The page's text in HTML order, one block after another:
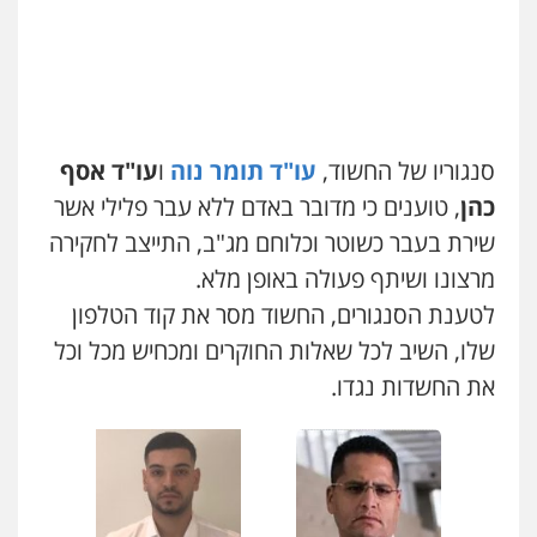
עו"ד יצחק איצקוביץ'
פלילי פשיעה חמורה צווארון לבן
0526655833
עו"ד אורנת קמרון
פלילי
משפחה
0505417090
שני אלגרבלי – משרד עורכי דין
פלילי עורכי דין לענייני אסירים תעבורה
סנגוריו של החשוד, עו"ד תומר נוה ועו"ד אסף
כהן, טוענים כי מדובר באדם ללא עבר פלילי אשר
שירת בעבר כשוטר וכלוחם מג"ב, התייצב לחקירה
מרצונו ושיתף פעולה באופן מלא.
לטענת הסנגורים, החשוד מסר את קוד הטלפון
שלו, השיב לכל שאלות החוקרים ומכחיש מכל וכל
את החשדות נגדו.